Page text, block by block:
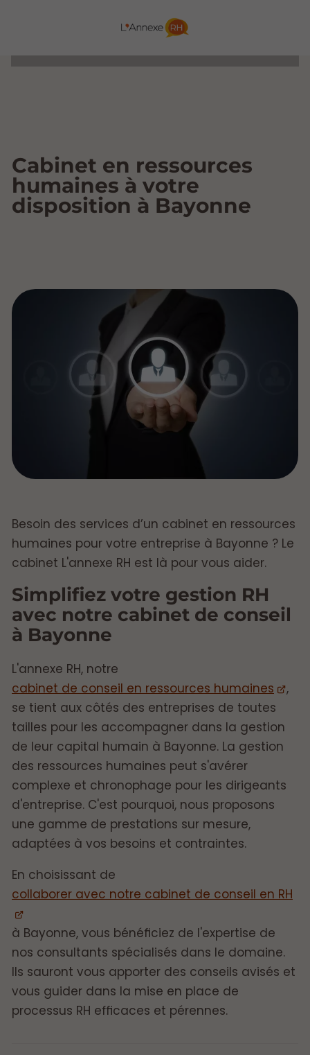
Cabinet en ressources
humaines à votre
disposition à Bayonne
Besoin des services d’un cabinet en ressources
humaines pour votre entreprise à Bayonne ? Le
cabinet L'annexe RH est là pour vous aider.
Simplifiez votre gestion RH
avec notre cabinet de conseil
à Bayonne
L'annexe RH, notre
cabinet de conseil en ressources humaines
,
se tient aux côtés des entreprises de toutes
tailles pour les accompagner dans la gestion
de leur capital humain à Bayonne. La gestion
des ressources humaines peut s'avérer
complexe et chronophage pour les dirigeants
d'entreprise. C'est pourquoi, nous proposons
une gamme de prestations sur mesure,
adaptées à vos besoins et contraintes.
En choisissant de
collaborer avec notre cabinet de conseil en RH
à Bayonne, vous bénéficiez de l'expertise de
nos consultants spécialisés dans le domaine.
Ils sauront vous apporter des conseils avisés et
vous guider dans la mise en place de
processus RH efficaces et pérennes.